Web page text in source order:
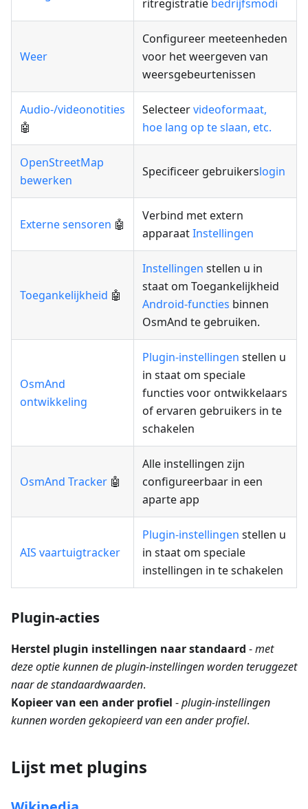
ritregistratie bedrijfsmodi
Weer
Configureer meeteenheden
voor het weergeven van
weersgebeurtenissen
Audio-/videonotities
🤖
Selecteervideoformaat,
hoe lang op te slaan, etc.
OpenStreetMap
bewerken
Specificeer gebruikerslogin
Externe sensoren 🤖
Verbind met extern
apparaatInstellingen
Toegankelijkheid 🤖
Instellingen stellen u in
staat om Toegankelijkheid
Android-functies binnen
OsmAnd te gebruiken.
OsmAnd
ontwikkeling
Plugin-instellingen stellen u
in staat om speciale
functies voor ontwikkelaars
of ervaren gebruikers in te
schakelen
OsmAnd Tracker 🤖
Alle instellingen zijn
configureerbaar in een
aparte app
AIS vaartuigtracker
Plugin-instellingen stellen u
in staat om speciale
instellingen in te schakelen
Plugin-acties
Herstel plugin instellingen naar standaard -met
deze optie kunnen de plugin-instellingen worden teruggezet
naar de standaardwaarden.
Kopieer van een ander profiel -plugin-instellingen
kunnen worden gekopieerd van een ander profiel.
Lijst met plugins